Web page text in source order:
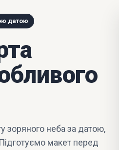
датою
зоряного неба за датою,
макет перед